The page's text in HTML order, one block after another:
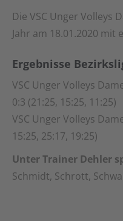
Die VSC Unger Volleys
Jahr am 18.01.2020 mit
Ergebnisse
VSC Unger Volleys
0:3 (21:25, 15:25, 11:25)
VSC Unger Volleys
15:25, 25:17, 19:25)
Unter Trainer Dehler
Schmidt, Schrott,